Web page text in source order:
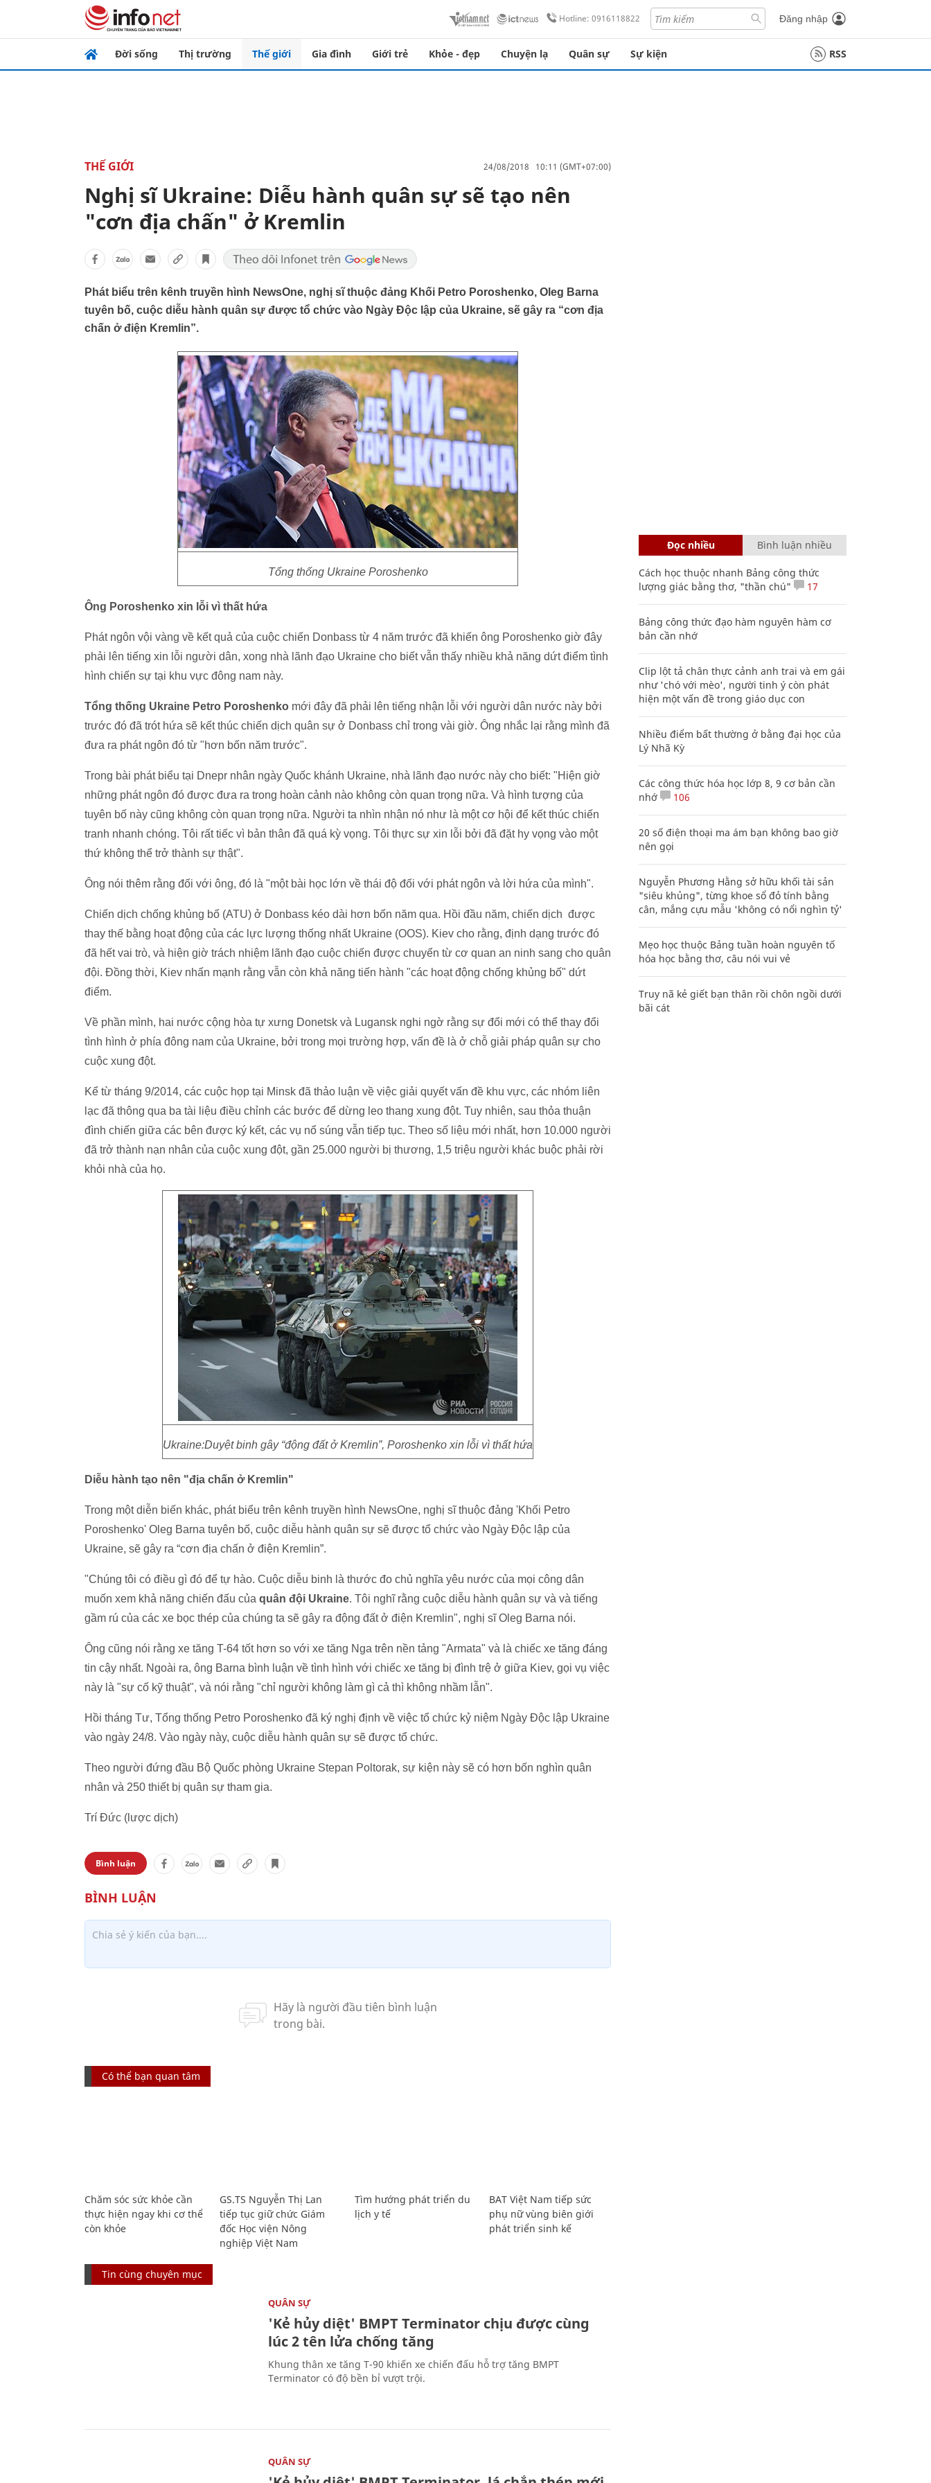
Hotline: 0916118822 Đăng nhập
Đời sống Thị trường Thế giới Gia đình Giới trẻ Khỏe - đẹp Chuyện lạ Quân sự Sự kiện RSS
THẾ GIỚI 24/08/2018 10:11 (GMT+07:00)
Nghị sĩ Ukraine: Diễu hành quân sự sẽ tạo nên
"cơn địa chấn" ở Kremlin
Phát biểu trên kênh truyền hình NewsOne, nghị sĩ thuộc đảng Khối Petro Poroshenko, Oleg Barna
tuyên bố, cuộc diễu hành quân sự được tổ chức vào Ngày Độc lập của Ukraine, sẽ gây ra “cơn địa
chấn ở điện Kremlin”.
Tổng thống Ukraine Poroshenko
Ông Poroshenko xin lỗi vì thất hứa
Phát ngôn vội vàng về kết quả của cuộc chiến Donbass từ 4 năm trước đã khiến ông Poroshenko giờ đây
phải lên tiếng xin lỗi người dân, xong nhà lãnh đạo Ukraine cho biết vẫn thấy nhiều khả năng dứt điểm tình
hình chiến sự tại khu vực đông nam này.
Tổng thống Ukraine Petro Poroshenko mới đây đã phải lên tiếng nhận lỗi với người dân nước này bởi
trước đó đã trót hứa sẽ kết thúc chiến dịch quân sự ở Donbass chỉ trong vài giờ. Ông nhắc lại rằng mình đã
đưa ra phát ngôn đó từ "hơn bốn năm trước".
Trong bài phát biểu tại Dnepr nhân ngày Quốc khánh Ukraine, nhà lãnh đạo nước này cho biết: "Hiện giờ
những phát ngôn đó được đưa ra trong hoàn cảnh nào không còn quan trọng nữa. Và hình tượng của
tuyên bố này cũng không còn quan trọng nữa. Người ta nhìn nhận nó như là một cơ hội để kết thúc chiến
tranh nhanh chóng. Tôi rất tiếc vì bản thân đã quá kỳ vọng. Tôi thực sự xin lỗi bởi đã đặt hy vọng vào một
thứ không thể trở thành sự thật".
Ông nói thêm rằng đối với ông, đó là "một bài học lớn về thái độ đối với phát ngôn và lời hứa của mình".
Chiến dịch chống khủng bố (ATU) ở Donbass kéo dài hơn bốn năm qua. Hồi đầu năm, chiến dịch được
thay thế bằng hoạt động của các lực lượng thống nhất Ukraine (OOS). Kiev cho rằng, định dạng trước đó
đã hết vai trò, và hiện giờ trách nhiệm lãnh đạo cuộc chiến được chuyển từ cơ quan an ninh sang cho quân
đội. Đồng thời, Kiev nhấn mạnh rằng vẫn còn khả năng tiến hành "các hoạt động chống khủng bố" dứt
điểm.
Về phần mình, hai nước cộng hòa tự xưng Donetsk và Lugansk nghi ngờ rằng sự đổi mới có thể thay đổi
tình hình ở phía đông nam của Ukraine, bởi trong mọi trường hợp, vấn đề là ở chỗ giải pháp quân sự cho
cuộc xung đột.
Kể từ tháng 9/2014, các cuộc họp tại Minsk đã thảo luận về việc giải quyết vấn đề khu vực, các nhóm liên
lạc đã thông qua ba tài liệu điều chỉnh các bước để dừng leo thang xung đột. Tuy nhiên, sau thỏa thuận
đình chiến giữa các bên được ký kết, các vụ nổ súng vẫn tiếp tục. Theo số liệu mới nhất, hơn 10.000 người
đã trở thành nạn nhân của cuộc xung đột, gần 25.000 người bị thương, 1,5 triệu người khác buộc phải rời
khỏi nhà của họ.
Ukraine:Duyệt binh gây “động đất ở Kremlin”, Poroshenko xin lỗi vì thất hứa
Diễu hành tạo nên "địa chấn ở Kremlin"
Trong một diễn biến khác, phát biểu trên kênh truyền hình NewsOne, nghị sĩ thuộc đảng 'Khối Petro
Poroshenko' Oleg Barna tuyên bố, cuộc diễu hành quân sự sẽ được tổ chức vào Ngày Độc lập của
Ukraine, sẽ gây ra “cơn địa chấn ở điện Kremlin”.
"Chúng tôi có điều gì đó để tự hào. Cuộc diễu binh là thước đo chủ nghĩa yêu nước của mọi công dân
muốn xem khả năng chiến đấu của quân đội Ukraine. Tôi nghĩ rằng cuộc diễu hành quân sự và và tiếng
gầm rú của các xe bọc thép của chúng ta sẽ gây ra động đất ở điện Kremlin", nghị sĩ Oleg Barna nói.
Ông cũng nói rằng xe tăng T-64 tốt hơn so với xe tăng Nga trên nền tảng "Armata" và là chiếc xe tăng đáng
tin cậy nhất. Ngoài ra, ông Barna bình luận về tình hình với chiếc xe tăng bị đình trệ ở giữa Kiev, gọi vụ việc
này là "sự cố kỹ thuật", và nói rằng "chỉ người không làm gì cả thì không nhầm lẫn".
Hồi tháng Tư, Tổng thống Petro Poroshenko đã ký nghị định về việc tổ chức kỷ niệm Ngày Độc lập Ukraine
vào ngày 24/8. Vào ngày này, cuộc diễu hành quân sự sẽ được tổ chức.
Theo người đứng đầu Bộ Quốc phòng Ukraine Stepan Poltorak, sự kiện này sẽ có hơn bốn nghìn quân
nhân và 250 thiết bị quân sự tham gia.
Trí Đức (lược dịch)
Bình luận
Có thể bạn quan tâm
Chăm sóc sức khỏe cần
thực hiện ngay khi cơ thể
còn khỏe
GS.TS Nguyễn Thị Lan
tiếp tục giữ chức Giám
đốc Học viện Nông
nghiệp Việt Nam
Tìm hướng phát triển du
lịch y tế
BAT Việt Nam tiếp sức
phụ nữ vùng biên giới
phát triển sinh kế
Tin cùng chuyên mục
QUÂN SỰ
'Kẻ hủy diệt' BMPT Terminator chịu được cùng
lúc 2 tên lửa chống tăng
Khung thân xe tăng T-90 khiến xe chiến đấu hỗ trợ tăng BMPT
Terminator có độ bền bỉ vượt trội.
QUÂN SỰ
Đọc nhiều Bình luận nhiều
Cách học thuộc nhanh Bảng công thức
lượng giác bằng thơ, "thần chú"
17
Bảng công thức đạo hàm nguyên hàm cơ
bản cần nhớ
Clip lột tả chân thực cảnh anh trai và em gái
như 'chó với mèo', người tinh ý còn phát
hiện một vấn đề trong giáo dục con
Nhiều điểm bất thường ở bằng đại học của
Lý Nhã Kỳ
Các công thức hóa học lớp 8, 9 cơ bản cần
nhớ
106
20 số điện thoại ma ám bạn không bao giờ
nên gọi
Nguyễn Phương Hằng sở hữu khối tài sản
"siêu khủng", từng khoe sổ đỏ tính bằng
cân, mắng cựu mẫu 'không có nổi nghìn tỷ'
Mẹo học thuộc Bảng tuần hoàn nguyên tố
hóa học bằng thơ, câu nói vui vẻ
Truy nã kẻ giết bạn thân rồi chôn ngồi dưới
bãi cát